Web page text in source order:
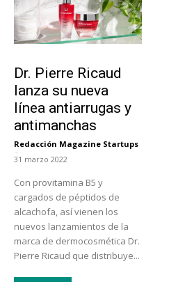
Dr. Pierre Ricaud
lanza su nueva
línea antiarrugas y
antimanchas
Redacción Magazine Startups
-
31 marzo 2022
Con provitamina B5 y
cargados de péptidos de
alcachofa, así vienen los
nuevos lanzamientos de la
marca de dermocosmética Dr.
Pierre Ricaud que distribuye...